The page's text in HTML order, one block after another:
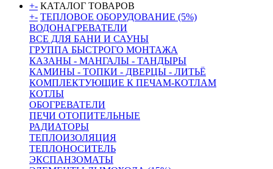
+- КАТАЛОГ ТОВАРОВ
+- ТЕПЛОВОЕ ОБОРУДОВАНИЕ (5%)
ВОДОНАГРЕВАТЕЛИ
ВСЕ ДЛЯ БАНИ И САУНЫ
ГРУППА БЫСТРОГО МОНТАЖА
КАЗАНЫ - МАНГАЛЫ - ТАНДЫРЫ
КАМИНЫ - ТОПКИ - ДВЕРЦЫ - ЛИТЬЁ
КОМПЛЕКТУЮЩИЕ К ПЕЧАМ-КОТЛАМ
КОТЛЫ
ОБОГРЕВАТЕЛИ
ПЕЧИ ОТОПИТЕЛЬНЫЕ
РАДИАТОРЫ
ТЕПЛОИЗОЛЯЦИЯ
ТЕПЛОНОСИТЕЛЬ
ЭКСПАНЗОМАТЫ